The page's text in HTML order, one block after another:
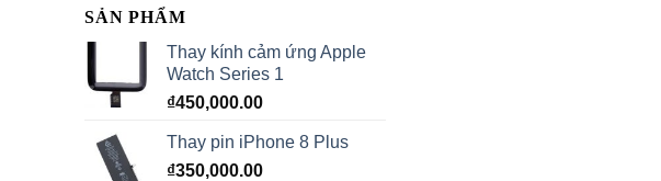
SẢN PHẨM
Thay kính cảm ứng Apple
Watch Series 1
₫450,000.00
Thay pin iPhone 8 Plus
₫350,000.00